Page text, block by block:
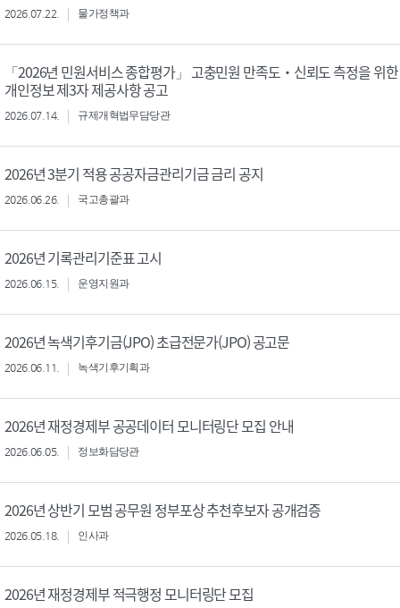
2026.07.22. 물가정책과
「2026년 민원서비스 종합평가」 고충민원 만족도‧신뢰도 측정을 위한
개인정보 제3자 제공사항 공고
2026.07.14. 규제개혁법무담당관
2026년 3분기 적용 공공자금관리기금 금리 공지
2026.06.26. 국고총괄과
2026년 기록관리기준표 고시
2026.06.15. 운영지원과
2026년 녹색기후기금(JPO) 초급전문가(JPO) 공고문
2026.06.11. 녹색기후기획과
2026년 재정경제부 공공데이터 모니터링단 모집 안내
2026.06.05. 정보화담당관
2026년 상반기 모범 공무원 정부포상 추천후보자 공개검증
2026.05.18. 인사과
2026년 재정경제부 적극행정 모니터링단 모집